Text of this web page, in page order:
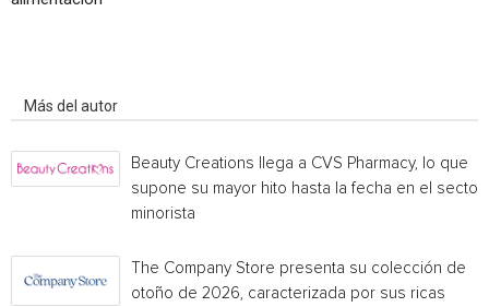
Más del autor
Beauty Creations llega a CVS Pharmacy, lo que
supone su mayor hito hasta la fecha en el sector
minorista
The Company Store presenta su colección de
otoño de 2026, caracterizada por sus ricas